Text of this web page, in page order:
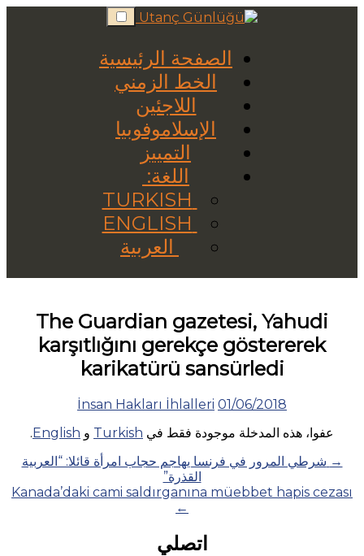
Skip
to
الصفحة الرئيسية
الخط الزمني
اللاجئين
الإسلاموفوبيا
التمييز
اللغة:
العربية
The Guardian gazetesi, Yahudi
karşıtlığını gerekçe göstererek
karikatürü sansürledi
01/06/2018
İnsan Hakları İhlalleri
عفوا، هذه المدخلة موجودة فقط في Turkish و English
.
Posts
navigation
→ شرطي المرور في فرنسا يهاجم حجاب امرأة قائلا: “العربية
القذرة”
Kanada’daki cami saldırganına müebbet hapis cezası
←
اتصلي